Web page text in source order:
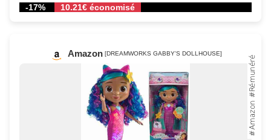
-17% 10.21€ économisé
Amazon [DREAMWORKS GABBY'S DOLLHOUSE]